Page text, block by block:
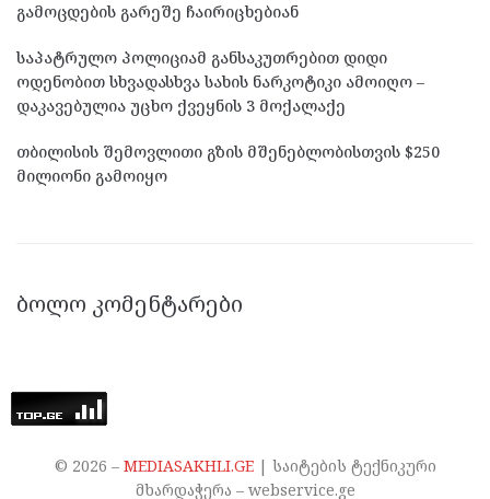
გამოცდების გარეშე ჩაირიცხებიან
საპატრულო პოლიციამ განსაკუთრებით დიდი
ოდენობით სხვადასხვა სახის ნარკოტიკი ამოიღო –
დაკავებულია უცხო ქვეყნის 3 მოქალაქე
თბილისის შემოვლითი გზის მშენებლობისთვის $250
მილიონი გამოიყო
ᲑᲝᲚᲝ ᲙᲝᲛᲔᲜᲢᲐᲠᲔᲑᲘ
© 2026 – MEDIASAKHLI.GE| საიტების ტექნიკური
მხარდაჭერა – webservice.ge